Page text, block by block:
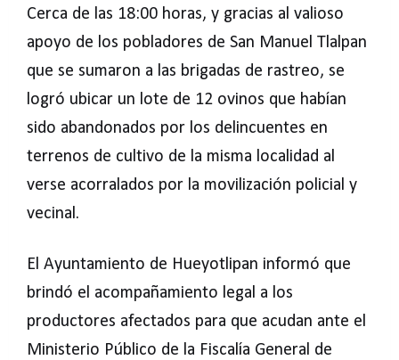
Cerca de las 18:00 horas, y gracias al valioso
apoyo de los pobladores de San Manuel Tlalpan
que se sumaron a las brigadas de rastreo, se
logró ubicar un lote de 12 ovinos que habían
sido abandonados por los delincuentes en
terrenos de cultivo de la misma localidad al
verse acorralados por la movilización policial y
vecinal.
El Ayuntamiento de Hueyotlipan informó que
brindó el acompañamiento legal a los
productores afectados para que acudan ante el
Ministerio Público de la Fiscalía General de